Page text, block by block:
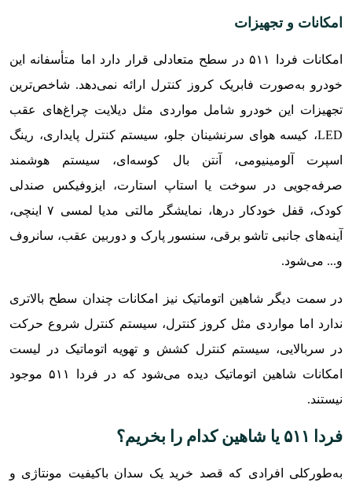
امکانات و تجهیزات
امکانات فردا ۵۱۱ در سطح متعادلی قرار دارد اما متأسفانه این
خودرو به‌صورت فابریک کروز کنترل ارائه نمی‌دهد. شاخص‌ترین
تجهیزات این خودرو شامل مواردی مثل دیلایت چراغ‌های عقب
LED، کیسه هوای سرنشینان جلو، سیستم کنترل پایداری، رینگ
اسپرت آلومینیومی، آنتن بال کوسه‌ای، سیستم هوشمند
صرفه‌جویی در سوخت یا استاپ استارت، ایزوفیکس صندلی
کودک، قفل خودکار درها، نمایشگر مالتی مدیا لمسی ۷ اینچی،
آینه‌های جانبی تاشو برقی، سنسور پارک و دوربین عقب، سانروف
و..‌. می‌شود‌.
در سمت دیگر شاهین اتوماتیک نیز امکانات چندان سطح بالاتری
ندارد اما مواردی مثل کروز کنترل، سیستم کنترل شروع حرکت
در سربالایی، سیستم کنترل کشش و تهویه اتوماتیک در لیست
امکانات شاهین اتوماتیک دیده می‌شود که در فردا ۵۱۱ موجود
نیستند.
فردا ۵۱۱ یا شاهین کدام را بخریم؟
به‌طورکلی افرادی که قصد خرید یک سدان باکیفیت مونتاژی و